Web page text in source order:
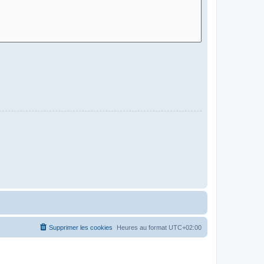
Heures au format UTC+02:00
Supprimer les cookies